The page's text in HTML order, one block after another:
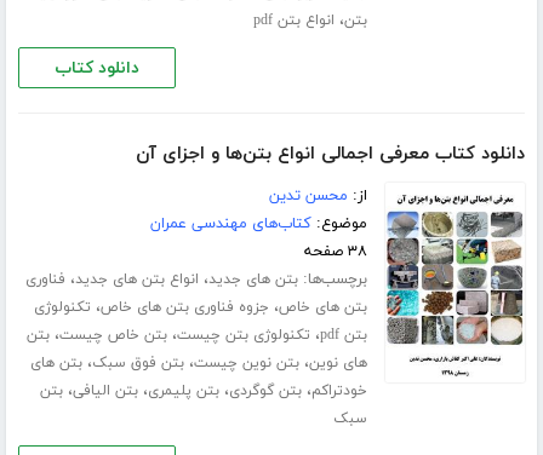
بتن، انواع بتن pdf
دانلود کتاب
دانلود کتاب معرفی اجمالی انواع بتن‌ها و اجزای آن
از: محسن تدین
موضوع:کتاب‌های مهندسی عمران
۳۸ صفحه
برچسب‌ها:بتن های جدید، انواع بتن های جدید، فناوری
بتن های خاص، جزوه فناوری بتن های خاص، تکنولوژی
بتن pdf
، تکنولوژی بتن چیست،بتن خاص چیست،بتن
های نوین،بتن نوین چیست،بتن فوق سبک،بتن های
خودتراکم،بتن گوگردی،بتن پلیمری،بتن الیافی،بتن
سبک